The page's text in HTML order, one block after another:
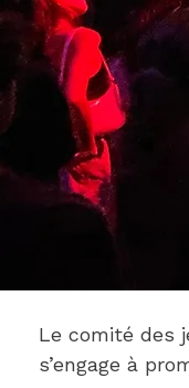
Le comité des
s’engage à